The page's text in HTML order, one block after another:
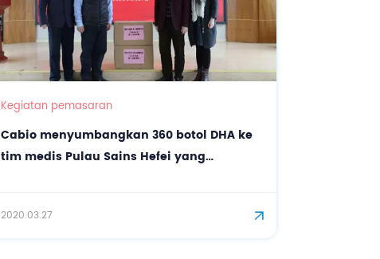
Kegiatan pemasaran
Cabio menyumbangkan 360 botol DHA ke
tim medis Pulau Sains Hefei yang
2020.03.27